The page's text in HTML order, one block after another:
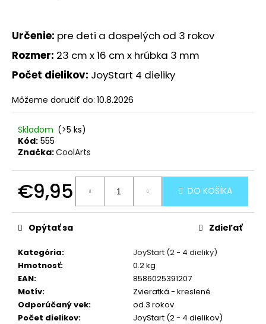
Určenie: pre deti a dospelých od 3 rokov
Rozmer: 23 cm x 16 cm x hrúbka 3 mm
Počet dielikov: JoyStart 4 dieliky
Môžeme doručiť do: 10.8.2026
Skladom (>5 ks)
Kód: 555
Značka:CoolArts
€9,95
cena:
DO KOŠÍKA
Kategória:
JoyStart (2 - 4 dieliky)
Hmotnosť:
0.2 kg
EAN:
8586025391207
Motív:
Zvieratká - kreslené
Odporúčaný vek:
od 3 rokov
Počet dielikov:
JoyStart (2 - 4 dielikov)
Opýtať sa Zdieľať